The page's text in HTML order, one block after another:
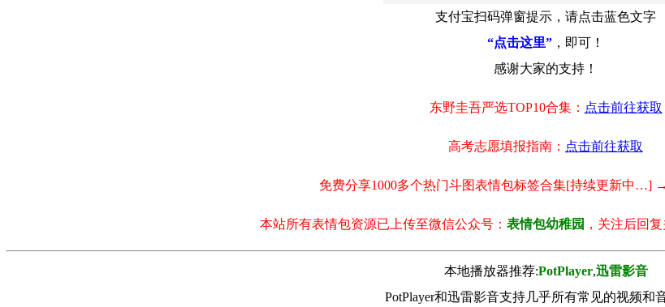
支付宝扫码弹窗提示，请点击蓝色文字
“点击这里” ，即可！
感谢大家的支持！
东野圭吾严选TOP10合集： 点击前往获取
高考志愿填报指南： 点击前往获取
免费分享1000多个热门斗图表情包标签合集[持续更新中
本站所有表情包资源已上传至微信公众号： 表情包幼稚园 ，关注后回
本地播放器推荐:РotРlayer,迅雷影音
PotPlayer和迅雷影音支持几乎所有常见的视频和